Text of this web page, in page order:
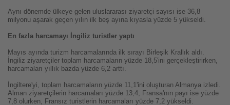
Aynı dönemde ülkeye gelen uluslararası ziyaretçi sayısı ise 36,8
milyonu aşarak geçen yılın ilk beş ayına kıyasla yüzde 5 yükseldi.
En fazla harcamayı İngiliz turistler yaptı
Mayıs ayında turizm harcamalarında ilk sırayı Birleşik Krallık aldı.
İngiliz ziyaretçiler toplam harcamaların yüzde 18,5'ini gerçekleştirirken,
harcamaları yıllık bazda yüzde 6,2 arttı.
İngiltere'yi, toplam harcamaların yüzde 11,1'ini oluşturan Almanya izledi.
Alman ziyaretçilerin harcamaları yüzde 13,4, Fransa'nın payı ise yüzde
7,8 olurken, Fransız turistlerin harcamaları yüzde 7,2 yükseldi.